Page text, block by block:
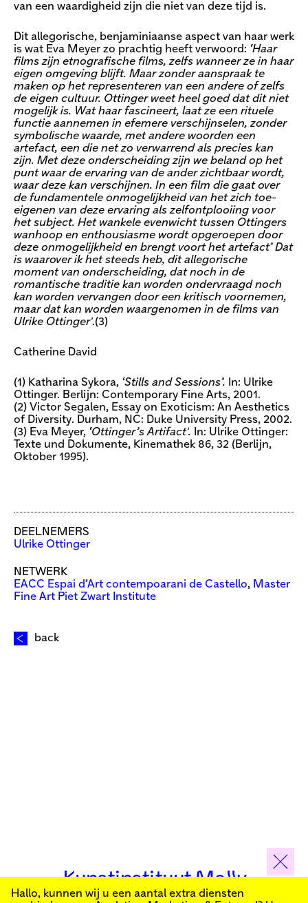
van een waardigheid zijn die niet van deze tijd is.
Dit allegorische, benjaminiaanse aspect van haar werk
is wat Eva Meyer zo prachtig heeft verwoord: ‘Haar
films zijn etnografische films, zelfs wanneer ze in haar
eigen omgeving blijft. Maar zonder aanspraak te
maken op het representeren van een andere of zelfs
de eigen cultuur. Ottinger weet heel goed dat dit niet
mogelijk is. Wat haar fascineert, laat ze een rituele
functie aannemen in efemere verschijnselen, zonder
symbolische waarde, met andere woorden een
artefact, een die net zo verwarrend als precies kan
zijn. Met deze onderscheiding zijn we beland op het
punt waar de ervaring van de ander zichtbaar wordt,
waar deze kan verschijnen. In een film die gaat over
de fundamentele onmogelijkheid van het zich toe-
eigenen van deze ervaring als zelfontplooiing voor
het subject. Het wankele evenwicht tussen Ottingers
wanhoop en enthousiasme wordt opgeroepen door
deze onmogelijkheid en brengt voort het artefact’ Dat
is waarover ik het steeds heb, dit allegorische
moment van onderscheiding, dat noch in de
romantische traditie kan worden ondervraagd noch
kan worden vervangen door een kritisch voornemen,
maar dat kan worden waargenomen in de films van
Ulrike Ottinger'.(3)
Catherine David
(1) Katharina Sykora, ‘Stills and Sessions’. In: Ulrike
Ottinger. Berlijn: Contemporary Fine Arts, 2001.
(2) Victor Segalen, Essay on Exoticism: An Aesthetics
of Diversity. Durham, NC: Duke University Press, 2002.
(3) Eva Meyer, ‘Ottinger’s Artifact'. In: Ulrike Ottinger:
Texte und Dokumente, Kinemathek 86, 32 (Berlijn,
Oktober 1995).
DEELNEMERS
Ulrike Ottinger
NETWERK
EACC Espai d’Art contempoarani de Castello, Master
Fine Art Piet Zwart Institute
back
Kunstinstituut Melly
Hallo, kunnen wij u een aantal extra diensten